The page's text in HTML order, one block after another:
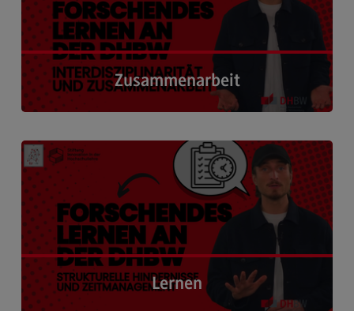
Testzentrum
(External link)
Deltaprüfung
(External link)
Eignungsprüfung
(External link)
Kontaktformular
Weiterbildung Wissenschaftlicher Nachwuchs
Weiterbildungsangebot
Weiterbildungsangebot
Seminare
Web Based Trainings
Zusammenarbeit
Interdisziplinarität & Zusammenarbeit ›
Lernen